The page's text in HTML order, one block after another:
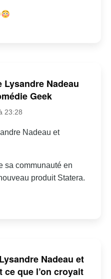
Nadeau
Geek
23:28
Nadeau et
sa communauté en
produit Statera.
Nadeau et
ce que l’on croyait